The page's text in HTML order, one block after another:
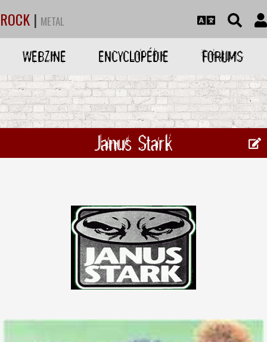
ROCK | METAL
WEBZINE ENCYCLOPÉDIE FORUMS
Janus Stark